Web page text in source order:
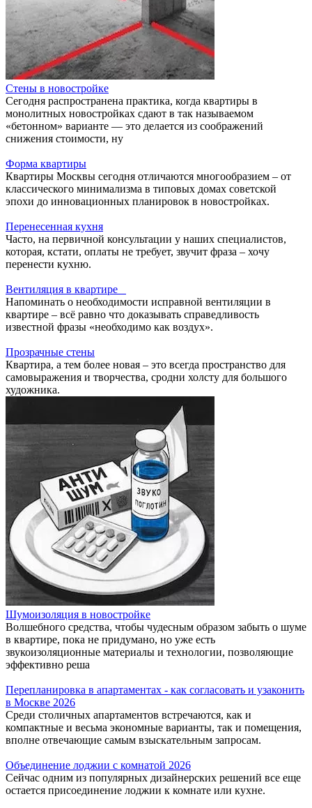
Стены в новостройке
Сегодня распространена практика, когда квартиры в
монолитных новостройках сдают в так называемом
«бетонном» варианте — это делается из соображений
снижения стоимости, ну
Форма квартиры
Квартиры Москвы сегодня отличаются многообразием – от
классического минимализма в типовых домах советской
эпохи до инновационных планировок в новостройках.
Перенесенная кухня
Часто, на первичной консультации у наших специалистов,
которая, кстати, оплаты не требует, звучит фраза – хочу
перенести кухню.
Вентиляция в квартире
Напоминать о необходимости исправной вентиляции в
квартире – всё равно что доказывать справедливость
известной фразы «необходимо как воздух».
Прозрачные стены
Квартира, а тем более новая – это всегда пространство для
самовыражения и творчества, сродни холсту для большого
художника.
Шумоизоляция в новостройке
Волшебного средства, чтобы чудесным образом забыть о шуме
в квартире, пока не придумано, но уже есть
звукоизоляционные материалы и технологии, позволяющие
эффективно реша
Перепланировка в апартаментах - как согласовать и узаконить
в Москве 2026
Среди столичных апартаментов встречаются, как и
компактные и весьма экономные варианты, так и помещения,
вполне отвечающие самым взыскательным запросам.
Объединение лоджии с комнатой 2026
Сейчас одним из популярных дизайнерских решений все еще
остается присоединение лоджии к комнате или кухне.